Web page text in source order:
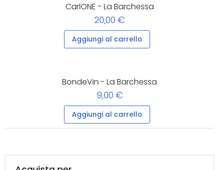
CarlONE - La Barchessa
20,00 €
Aggiungi al carrello
BondeVin - La Barchessa
9,00 €
Aggiungi al carrello